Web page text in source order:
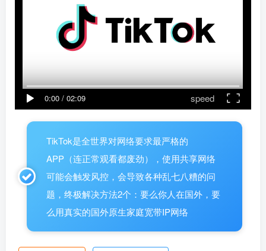
0:00 / 02:09 speed
TikTok是全世界对网络要求最严格的
APP（连正常观看都废劲），使用共享网络
可能会触发风控，会导致各种乱七八糟的问
题，终极解决方法2个：要么你人在国外，要
么用真实的国外原生家庭宽带IP网络